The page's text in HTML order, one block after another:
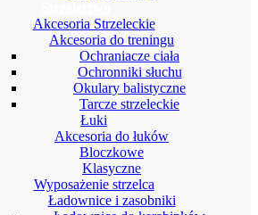
Akcesoria Strzeleckie
Akcesoria do treningu
Ochraniacze ciała
Ochronniki słuchu
Okulary balistyczne
Tarcze strzeleckie
Łuki
Akcesoria do łuków
Bloczkowe
Klasyczne
Wyposażenie strzelca
Ładownice i zasobniki